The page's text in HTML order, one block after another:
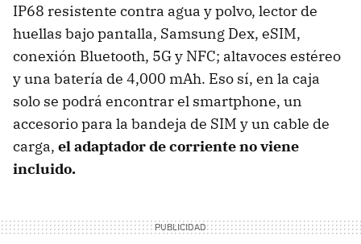
IP68 resistente contra agua y polvo, lector de
huellas bajo pantalla, Samsung Dex, eSIM,
conexión Bluetooth, 5G y NFC; altavoces estéreo
y una batería de 4,000 mAh. Eso sí, en la caja
solo se podrá encontrar el smartphone, un
accesorio para la bandeja de SIM y un cable de
carga, el adaptador de corriente no viene
incluido.